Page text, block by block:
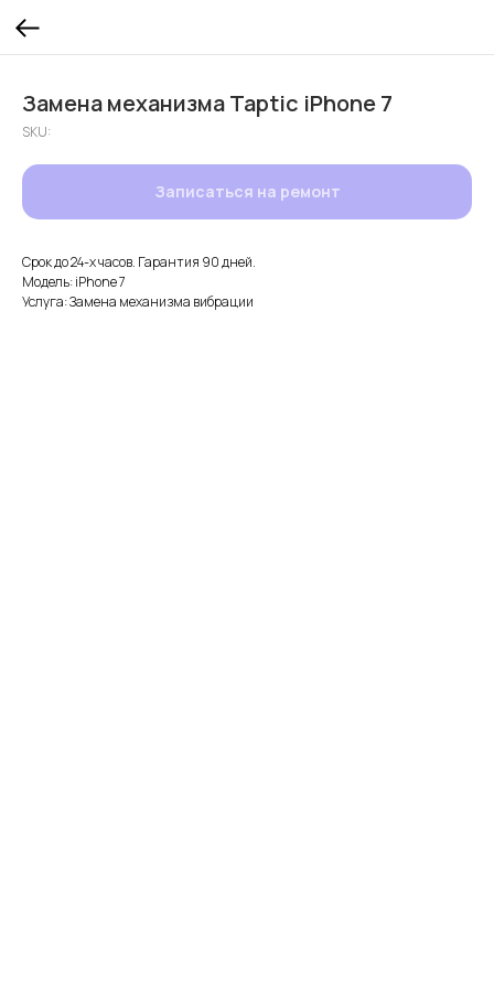
Замена механизма Taptic iPhone 7
SKU:
Записаться на ремонт
Срок до 24-х часов. Гарантия 90 дней.
Модель: iPhone 7
Услуга: Замена механизма вибрации